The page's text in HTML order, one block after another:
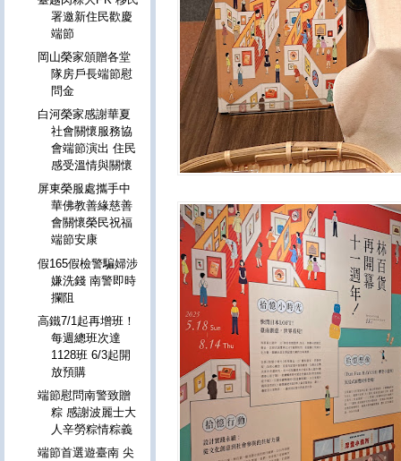
署邀新住民歡慶
端節
岡山榮家頒贈各堂
隊房戶長端節慰
問金
白河榮家感謝華夏
社會關懷服務協
會端節演出 住民
感受溫情與關懷
屏東榮服處攜手中
華佛教善緣慈善
會關懷榮民祝福
端節安康
假165假檢警騙婦涉
嫌洗錢 南警即時
攔阻
高鐵7/1起再增班！
每週總班次達
1128班 6/3起開
放預購
端節慰問南警致贈
粽 感謝波麗士大
人辛勞粽情粽義
端節首選遊臺南 尖